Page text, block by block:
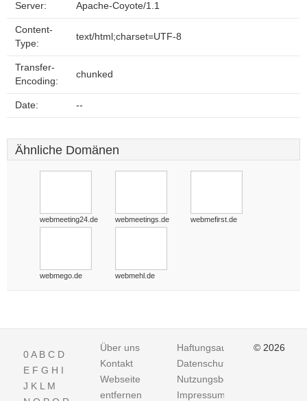
Server: Apache-Coyote/1.1
Content-
Type:
text/html;charset=UTF-8
Transfer-
Encoding:
chunked
Date: --
Ähnliche Domänen
webmeeting24.de webmeetings.de webmefirst.de
webmego.de webmehl.de
0A B C D
E F G H I
J K L M
Über uns
Kontakt
Webseite
entfernen
Haftungsausschluss
Datenschutz
Nutzungsbedingungen
Impressum
© 2026